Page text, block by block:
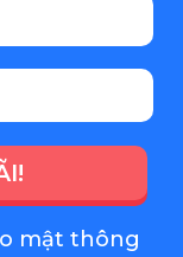
mật thông